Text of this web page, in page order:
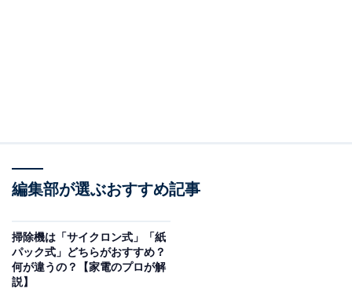
編集部が選ぶおすすめ記事
掃除機は「サイクロン式」「紙
パック式」どちらがおすすめ？
何が違うの？【家電のプロが解
説】